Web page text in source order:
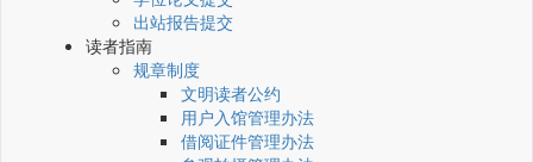
出站报告提交
读者指南
规章制度
文明读者公约
用户入馆管理办法
借阅证件管理办法